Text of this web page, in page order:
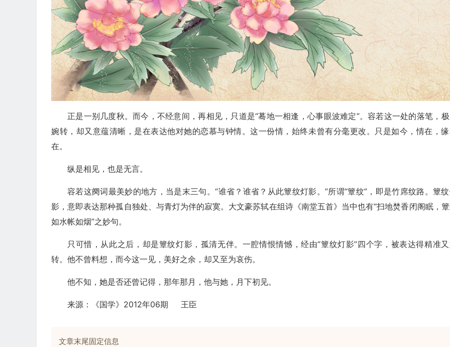
正是一别几度秋。而今，不经意间，再相见，只道是“蓦地一相逢，心事眼波难定”。容若这一处的落笔，
婉转，却又意蕴清晰，是在表达他对她的恋慕与钟情。这一份情，始终未曾有分毫更改。只是如今，情在，
在。
纵是相见，也是无言。
容若这阕词最美妙的地方，当是末三句。“谁省？谁省？从此簟纹灯影。”所谓“簟纹”，即是竹席纹路。簟
影，意即表达那种孤自独处、与青灯为伴的寂寞。大文豪苏轼在组诗《南堂五首》当中也有“扫地焚香闭阁眠，
如水帐如烟”之妙句。
只可惜，从此之后，却是簟纹灯影，孤清无伴。一腔情恨情憾，经由“簟纹灯影”四个字，被表达得精准
转。他不曾料想，而今这一见，美好之余，却又至为哀伤。
他不知，她是否还曾记得，那年那月，他与她，月下初见。
来源：《国学》2012年06期 王臣
文章末尾固定信息